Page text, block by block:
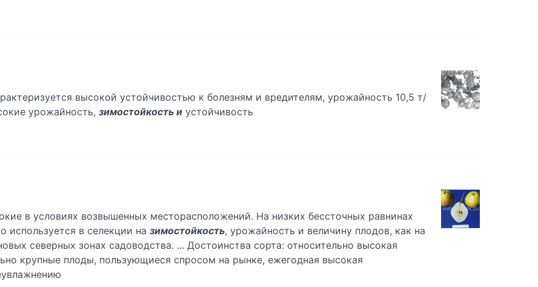
высокой устойчивостью к болезням и вредителям, урожайность 10,5 т/
урожайность, зимостойкость и устойчивость
в условиях возвышенных месторасположений. На низких бессточных равнинах
используется в селекции на зимостойкость, урожайность и величину плодов, как на
северных зонах садоводства. ... Достоинства сорта: относительно высокая
крупные плоды, пользующиеся спросом на рынке, ежегодная высокая